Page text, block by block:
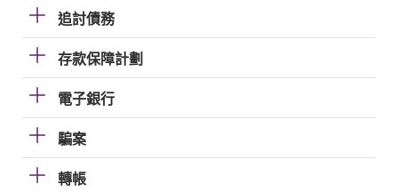
追討債務
存款保障計劃
電子銀行
騙案
轉帳